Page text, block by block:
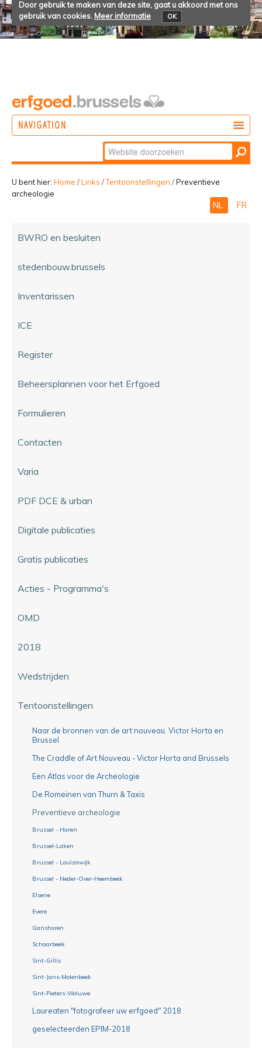
Door gebruik te maken van deze site, gaat u akkoord met ons
gebruik van cookies. Meer informatie OK
NAVIGATION
BELEVEN
Zoek
Geavanceerd
zoeken...
U bent hier: Home /Links /Tentoonstellingen /Preventieve
archeologie
NL FR
BWRO en besluiten
stedenbouw.brussels
Inventarissen
ICE
Register
Beheersplannen voor het Erfgoed
Formulieren
Contacten
Varia
PDF DCE & urban
Digitale publicaties
Gratis publicaties
Acties - Programma's
OMD
2018
Wedstrijden
Tentoonstellingen
Naar de bronnen van de art nouveau. Victor Horta en
Brussel
The Craddle of Art Nouveau - Victor Horta and Brussels
Een Atlas voor de Archeologie
De Romeinen van Thurn & Taxis
Preventieve archeologie
Brussel - Haren
Brussel-Laken
Brussel - Louizawijk
Brussel - Neder-Over-Heembeek
Elsene
Evere
Ganshoren
Schaarbeek
Sint-Gillis
Sint-Jans-Molenbeek
Sint-Pieters-Woluwe
Laureaten "fotografeer uw erfgoed" 2018
geselecteerden EPIM-2018